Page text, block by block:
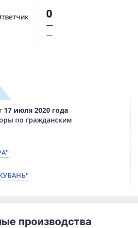
0
—
—
17 июля 2020 года
по гражданским
производства